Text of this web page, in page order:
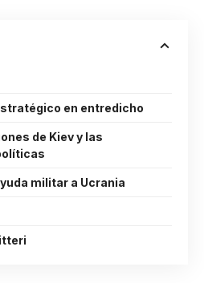
en entredicho
de Kiev y las
militar a Ucrania